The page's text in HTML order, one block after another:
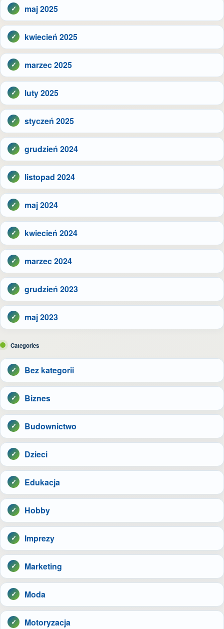
maj 2025
kwiecień 2025
marzec 2025
luty 2025
styczeń 2025
grudzień 2024
listopad 2024
maj 2024
kwiecień 2024
marzec 2024
grudzień 2023
maj 2023
Categories
Bez kategorii
Biznes
Budownictwo
Dzieci
Edukacja
Hobby
Imprezy
Marketing
Moda
Motoryzacja